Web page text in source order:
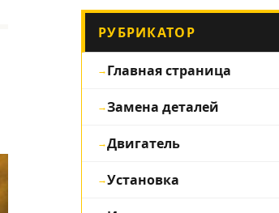
РУБРИКАТОР
Главная страница
Замена деталей
Двигатель
Установка